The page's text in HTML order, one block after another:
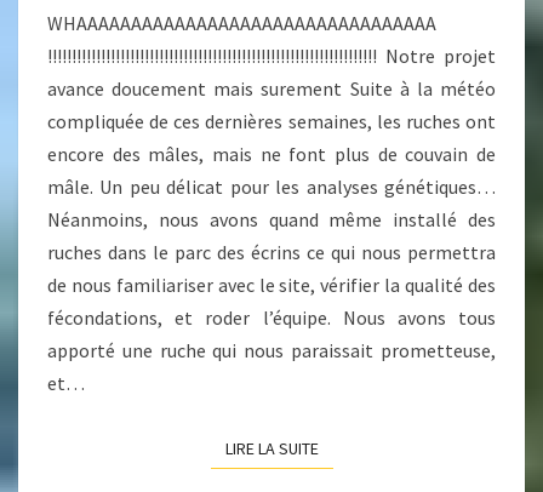
WHAAAAAAAAAAAAAAAAAAAAAAAAAAAAAAAAA
!!!!!!!!!!!!!!!!!!!!!!!!!!!!!!!!!!!!!!!!!!!!!!!!!!!!!!!!!!!!!!!!!!!! Notre projet
avance doucement mais surement Suite à la météo
compliquée de ces dernières semaines, les ruches ont
encore des mâles, mais ne font plus de couvain de
mâle. Un peu délicat pour les analyses génétiques…
Néanmoins, nous avons quand même installé des
ruches dans le parc des écrins ce qui nous permettra
de nous familiariser avec le site, vérifier la qualité des
fécondations, et roder l’équipe. Nous avons tous
apporté une ruche qui nous paraissait prometteuse,
et…
LIRE LA SUITELIRE LA SUITE